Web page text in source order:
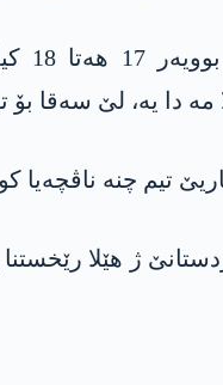
دا یە، لێ سه‌قا بۆ
تیم چنه‌ ناڤچەیا
یا هه‌رێما